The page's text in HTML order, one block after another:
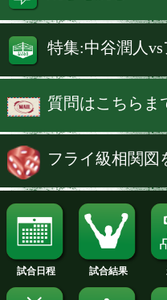
勝ちで初防衛に
中谷への質問を
る。希望される
上、下記のアド
締め切りは9月29
続きを読む
特集:中谷潤